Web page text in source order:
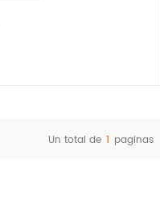
Un total de 1 paginas